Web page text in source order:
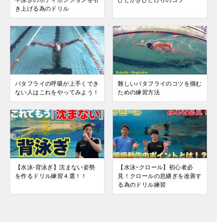
き上げる為のドリル
バタフライの呼吸が上手くでき
ない人はこれをやってみよう！
難しいバタフライのコツを掴む
ための練習方法
【水泳-背泳ぎ】沈まない姿勢
を作るドリル練習４選！！
【水泳ｰクロール】初心者必
見！クロールの息継ぎを改善す
る為のドリル練習